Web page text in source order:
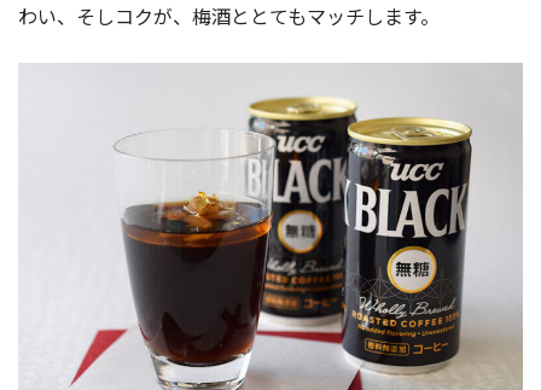
わい、そしコクが、梅酒ととてもマッチします。